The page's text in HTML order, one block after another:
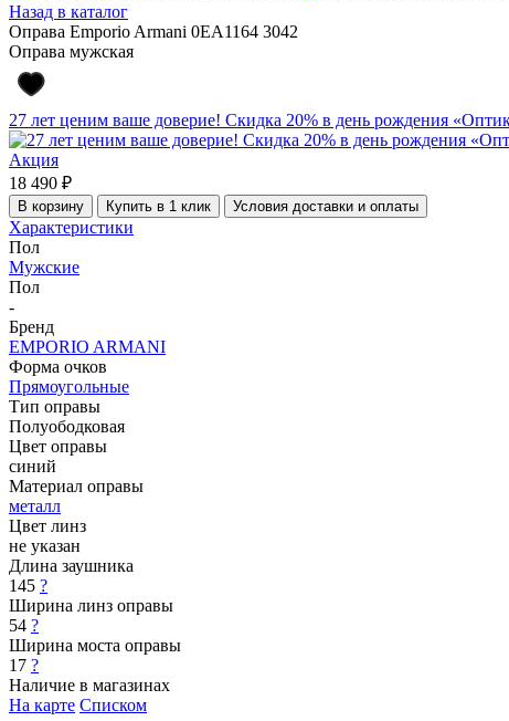
Назад в каталог
Оправа Emporio Armani 0EA1164 3042
Оправа мужская
27 лет ценим ваше доверие! Скидка 20% в день рождения
Акция
18 490 ₽
В корзину Купить в 1 клик Условия доставки и оплаты
Характеристики
Пол
Мужские
Пол
-
Бренд
EMPORIO ARMANI
Форма очков
Прямоугольные
Тип оправы
Полуободковая
Цвет оправы
синий
Материал оправы
металл
Цвет линз
не указан
Длина заушника
145 ?
Ширина линз оправы
54 ?
Ширина моста оправы
17 ?
Наличие в магазинах
На карте Списком